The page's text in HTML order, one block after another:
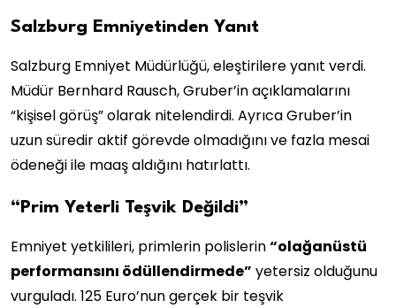
Salzburg Emniyetinden Yanıt
Salzburg Emniyet Müdürlüğü, eleştirilere yanıt verdi.
Müdür Bernhard Rausch, Gruber’in açıklamalarını
“kişisel görüş” olarak nitelendirdi. Ayrıca Gruber’in
uzun süredir aktif görevde olmadığını ve fazla mesai
ödeneği ile maaş aldığını hatırlattı.
“Prim Yeterli Teşvik Değildi”
Emniyet yetkilileri, primlerin polislerin“olağanüstü
performansını ödüllendirmede” yetersiz olduğunu
vurguladı. 125 Euro’nun gerçek bir teşvik